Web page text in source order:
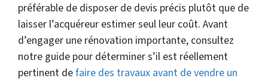
préférable de disposer de devis précis plutôt que de
laisser l’acquéreur estimer seul leur coût. Avant
d’engager une rénovation importante, consultez
notre guide pour déterminer s’il est réellement
pertinent defaire des travaux avant de vendre un